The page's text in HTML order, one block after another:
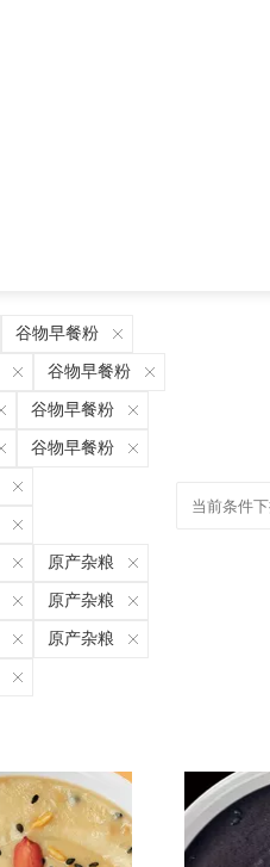
谷物早餐粉
谷物早餐粉
谷物早餐粉
谷物早餐粉
原产杂粮
原产杂粮
原产杂粮